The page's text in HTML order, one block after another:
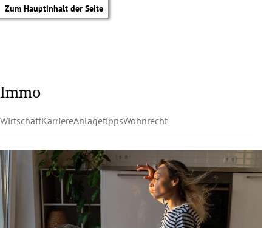
Zum Hauptinhalt der Seite
Immo
WirtschaftKarriereAnlagetippsWohnrecht